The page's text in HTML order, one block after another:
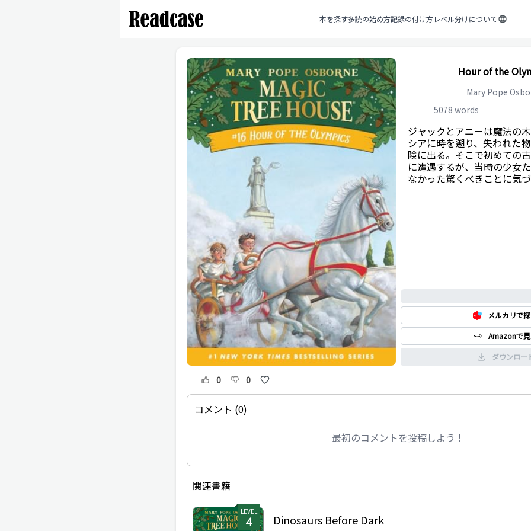
本を探す多読の始め方記録の付け方レベル分けについて
Hour of the
Mary Pope
5078 words
ジャックとアニーは魔法の
シアに時を遡り、失われた
険に出る。そこで初めての
に遭遇するが、当時の少女
なかった驚くべきことに気づ
メルカリで
Amazonで
ダウンロー
0 0
コメント (0)
最初のコメントを投稿しよう！
関連書籍
LEVEL
Dinosaurs Before Dark